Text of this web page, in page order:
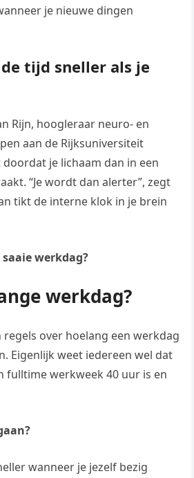
je nieuwe dingen
tijd sneller als je
Rijn, hoogleraar neuro- en
aan de Rijksuniversiteit
je lichaam dan in een
“Je wordt dan alerter”, zegt
tikt de interne klok in je brein
werkdag?
werkdag?
over hoelang een werkdag
Eigenlijk weet iedereen wel dat
fulltime werkweek 40 uur is en
wanneer je jezelf bezig